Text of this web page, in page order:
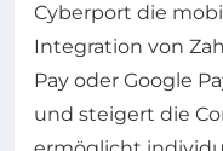
Cyberport die
Integration von
Pay oder Google
und steigert die